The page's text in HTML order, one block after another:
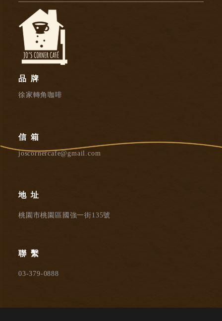
品牌
徐家轉角咖啡
信箱
joscornercafe@gmail.com
地址
桃園市桃園區國強一街135號
聯繫
03-379-0888